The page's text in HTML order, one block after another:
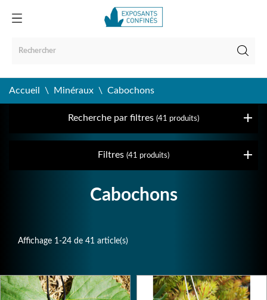
Accueil Minéraux Cabochons
Recherche par filtres (41 produits)
Filtres (41 produits)
Cabochons
Affichage 1-24 de 41 article(s)